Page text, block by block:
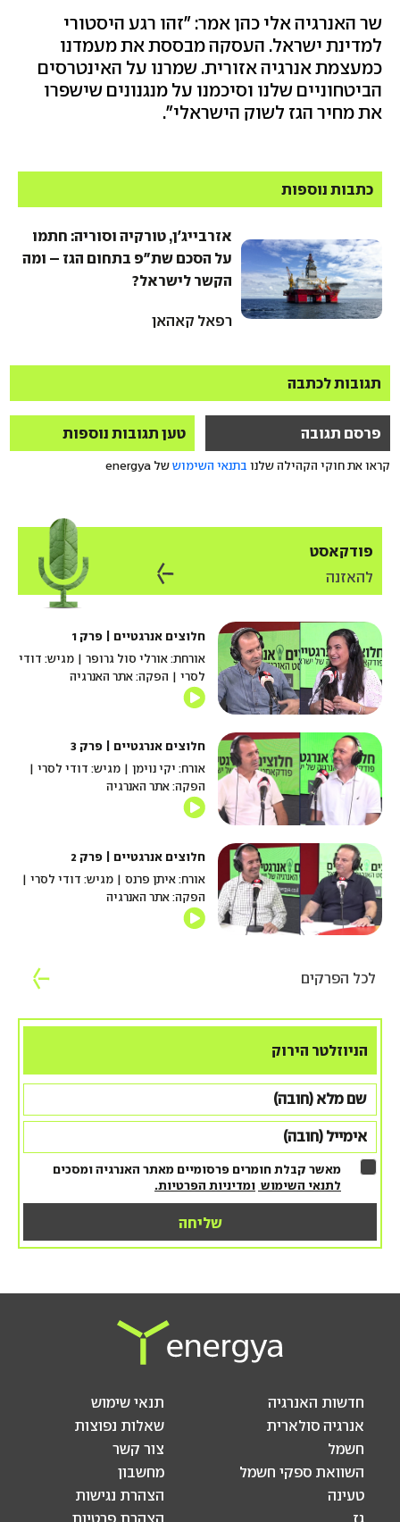
שר האנרגיה אלי כהן אמר: "זהו רגע היסטורי
למדינת ישראל. העסקה מבססת את מעמדנו
כמעצמת אנרגיה אזורית. שמרנו על האינטרסים
הביטחוניים שלנו וסיכמנו על מנגנונים שישפרו
את מחיר הגז לשוק הישראלי".
כתבות נוספות
אזרבייג'ן, טורקיה וסוריה: חתמו
על הסכם שת"פ בתחום הגז – ומה
הקשר לישראל?
רפאל קאהאן
תגובות לכתבה
פרסם תגובה טען תגובות נוספות
קראו את חוקי הקהילה שלנו בתנאי השימוששל energya
פודקאסט
להאזנה
חלוצים אנרגטיים | פרק 1
אורחת: אורלי סול גרופר | מגיש: דודי
לסרי | הפקה: אתר האנרגיה
חלוצים אנרגטיים | פרק 3
אורח: יקי נוימן | מגיש: דודי לסרי |
הפקה: אתר האנרגיה
חלוצים אנרגטיים | פרק 2
אורח: איתן פרנס | מגיש: דודי לסרי |
הפקה: אתר האנרגיה
לכל הפרקים
הניוזלטר הירוק
מאשר קבלת חומרים פרסומיים מאתר האנרגיה ומסכים
לתנאי השימוש ומדיניות הפרטיות.
חדשות האנרגיה
אנרגיה סולארית
חשמל
השוואת ספקי חשמל
טעינה
תנאי שימוש
שאלות נפוצות
צור קשר
מחשבון
הצהרת נגישות